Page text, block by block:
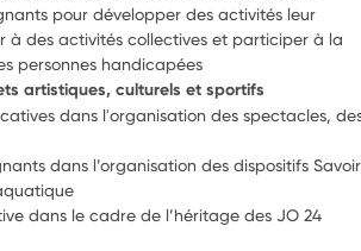
pour développer des activités leur
des activités collectives et participer à la
personnes handicapées
artistiques, culturels et sportifs
dans l'organisation des spectacles,
dans l’organisation des dispositifs Savoir
dans le cadre de l’héritage des JO 24